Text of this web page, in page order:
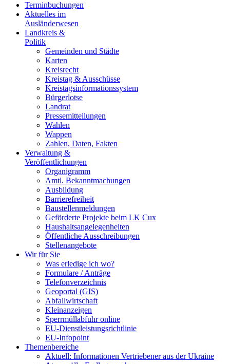
Terminbuchungen
Aktuelles im
Ausländerwesen
Landkreis &
Politik
Gemeinden und Städte
Karten
Kreisrecht
Kreistag & Ausschüsse
Kreistagsinformationssystem
Bürgerlotse
Landrat
Pressemitteilungen
Wahlen
Wappen
Zahlen, Daten, Fakten
Verwaltung &
Veröffentlichungen
Organigramm
Amtl. Bekanntmachungen
Ausbildung
Barrierefreiheit
Baustellenmeldungen
Geförderte Projekte beim LK Cux
Haushaltsangelegenheiten
Öffentliche Ausschreibungen
Stellenangebote
Wir für Sie
Was erledige ich wo?
Formulare / Anträge
Telefonverzeichnis
Geoportal (GIS)
Abfallwirtschaft
Kleinanzeigen
Sperrmüllabfuhr online
EU-Dienstleistungsrichtlinie
EU-Infopoint
Themenbereiche
Aktuell: Informationen Vertriebener aus der Ukraine